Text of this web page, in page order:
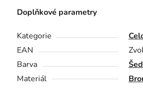
Doplňkové parametry
Kategorie
EAN
Barva
Materiál